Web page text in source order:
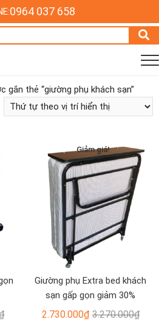
0964 037 658
Tìm
kiếm:
gắn thẻ “giường phụ khách sạn”
Giá
Giá
Giảm giá!
Giường phụ Extra bed khách
sạn gấp gọn giảm 30%
3.270.000₫Giá
2.730.000₫
Giá